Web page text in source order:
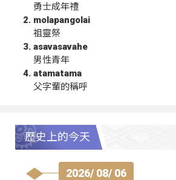
勇士成年禮
molapangolai
祖靈祭
asavasavahe
男性青年
atamatama
父字輩的稱呼
歷史上的今天
2026/ 08/ 06